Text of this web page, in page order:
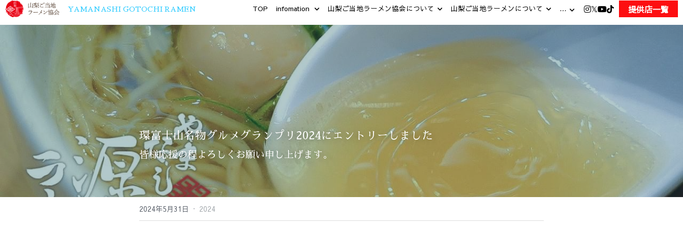
山梨ご当地ラーメン協会 infomation
YAMANASHI GOTOCHI RAMEN TOP infomation 山梨ご当地ラーメン協会について 山梨ご当地ラーメンについて … 提供店一覧
環富士山名物グルメグランプリ2024にエントリーしました
皆様応援の程よろしくお願い申し上げます。
2024年5月31日 · 2024